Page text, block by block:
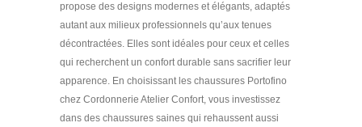
propose des designs modernes et élégants, adaptés
autant aux milieux professionnels qu’aux tenues
décontractées. Elles sont idéales pour ceux et celles
qui recherchent un confort durable sans sacrifier leur
apparence. En choisissant les chaussures Portofino
chez Cordonnerie Atelier Confort, vous investissez
dans des chaussures saines qui rehaussent aussi